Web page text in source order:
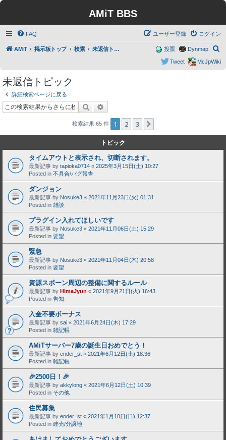
AMiT BBS
FAQ ログイン
ユーザー登録
AMiT 掲示板トップ 検索 未返信トピック
索
Dynmap
投票
McJpWiki
Tweet
未返信トピック
詳細検索ページに戻る
検索
検索結果 65 件 1 2 3
トピック
タイムアウトと表示され、切断されます。
最新記事 by tapioka0714 « 2025年3月15日(土) 10:27
Posted in 不具合/バグ報告
ダンジョン
最新記事 by Nosuke3 « 2021年11月23日(火) 01:31
Posted in 雑談
プラグイン入れてほしいです
最新記事 by Nosuke3 « 2021年11月06日(土) 15:29
Posted in 要望
緊急
最新記事 by Nosuke3 « 2021年11月04日(木) 20:58
Posted in 要望
資源スポーン周辺の整備に関するルール
最新記事 by HimaJyun « 2021年9月21日(火) 16:43
Posted in 告知
入金不要ボーナス
最新記事 by sai « 2021年6月24日(木) 17:29
Posted in 雑記帳
AMiTサーバー7歳の誕生日おめでとう！
最新記事 by ender_st « 2021年6月12日(土) 18:36
Posted in 雑記帳
🎉2500日！🎉
最新記事 by akkylong « 2021年6月12日(土) 10:39
Posted in その他
住民募集
最新記事 by ender_st « 2021年1月10日(日) 12:37
Posted in 建売/分譲地